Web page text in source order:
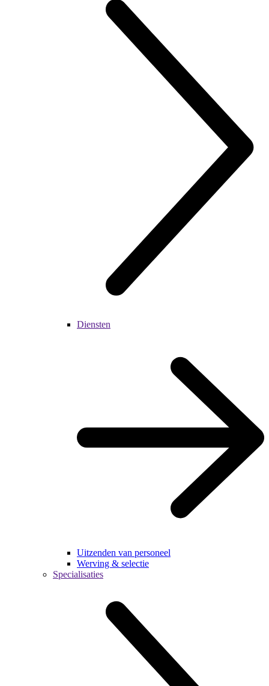
Diensten
Uitzenden van personeel
Werving & selectie
Specialisaties